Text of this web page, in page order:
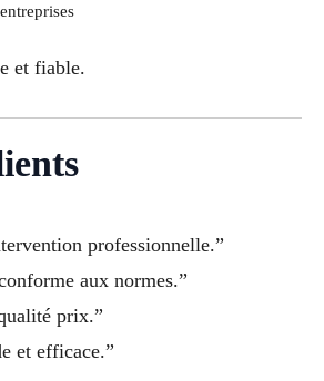
et fiable.
professionnelle.”
aux normes.”
prix.”
et efficace.”